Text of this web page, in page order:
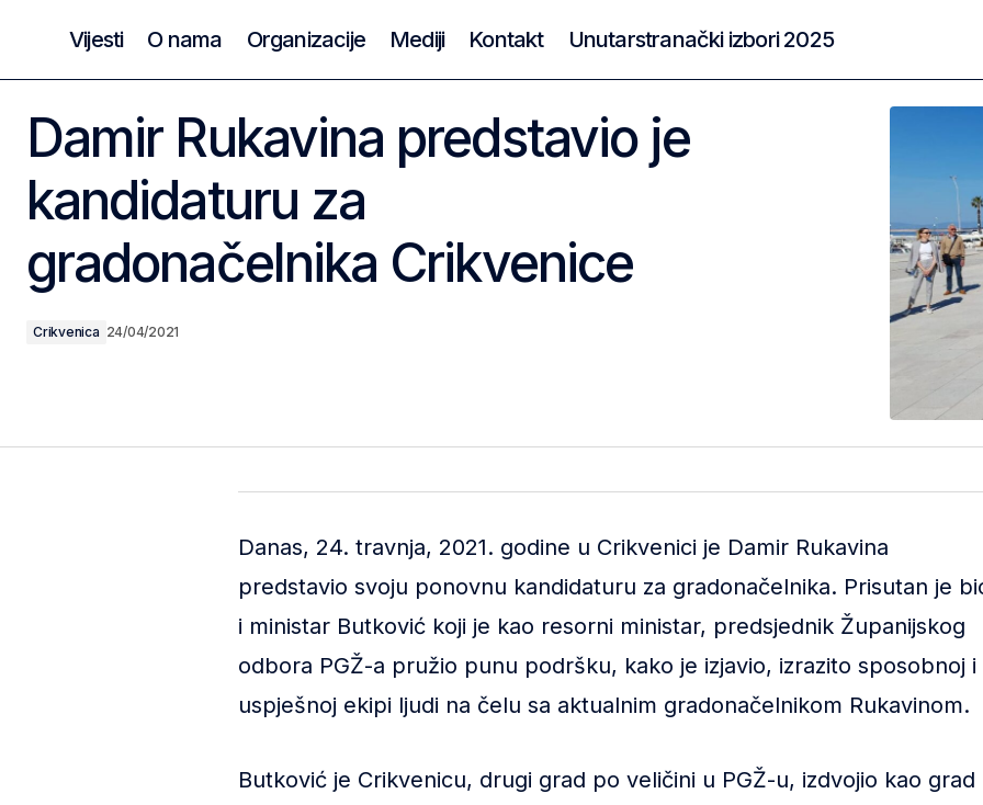
Vijesti O nama Organizacije Mediji Kontakt Unutarstranački izbori 2025
Damir Rukavina predstavio je
kandidaturu za
gradonačelnika Crikvenice
Crikvenica 24/04/2021
Danas, 24. travnja, 2021. godine u Crikvenici je Damir Rukavina
predstavio svoju ponovnu kandidaturu za gradonačelnika. Prisutan je
i ministar Butković koji je kao resorni ministar, predsjednik Županijskog
odbora PGŽ-a pružio punu podršku, kako je izjavio, izrazito sposobnoj i
uspješnoj ekipi ljudi na čelu sa aktualnim gradonačelnikom Rukavinom.
Butković je Crikvenicu, drugi grad po veličini u PGŽ-u, izdvojio kao grad